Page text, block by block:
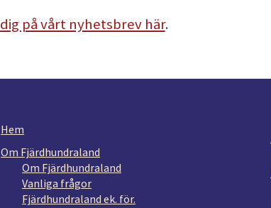
på vårt nyhetsbrev här.
Hem
Om Fjärdhundraland
Om Fjärdhundraland
Vanliga frågor
Fjärdhundraland ek. för.